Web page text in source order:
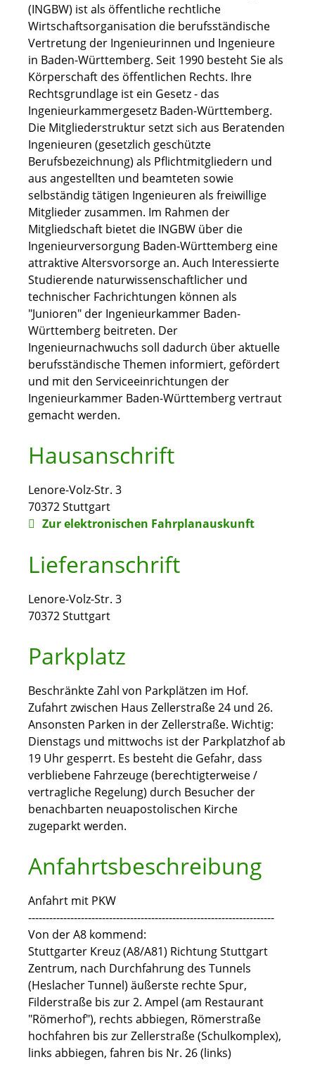
(INGBW) ist als öffentliche rechtliche
Wirtschaftsorganisation die berufsständische
Vertretung der Ingenieurinnen und Ingenieure
in Baden-Württemberg. Seit 1990 besteht Sie als
Körperschaft des öffentlichen Rechts. Ihre
Rechtsgrundlage ist ein Gesetz - das
Ingenieurkammergesetz Baden-Württemberg.
Die Mitgliederstruktur setzt sich aus Beratenden
Ingenieuren (gesetzlich geschützte
Berufsbezeichnung) als Pflichtmitgliedern und
aus angestellten und beamteten sowie
selbständig tätigen Ingenieuren als freiwillige
Mitglieder zusammen. Im Rahmen der
Mitgliedschaft bietet die INGBW über die
Ingenieurversorgung Baden-Württemberg eine
attraktive Altersvorsorge an. Auch Interessierte
Studierende naturwissenschaftlicher und
technischer Fachrichtungen können als
"Junioren" der Ingenieurkammer Baden-
Württemberg beitreten. Der
Ingenieurnachwuchs soll dadurch über aktuelle
berufsständische Themen informiert, gefördert
und mit den Serviceeinrichtungen der
Ingenieurkammer Baden-Württemberg vertraut
gemacht werden.
Hausanschrift
Lenore-Volz-Str. 3
70372Stuttgart
Zur elektronischen Fahrplanauskunft
Lieferanschrift
Lenore-Volz-Str. 3
70372Stuttgart
Parkplatz
Beschränkte Zahl von Parkplätzen im Hof.
Zufahrt zwischen Haus Zellerstraße 24 und 26.
Ansonsten Parken in der Zellerstraße. Wichtig:
Dienstags und mittwochs ist der Parkplatzhof ab
19 Uhr gesperrt. Es besteht die Gefahr, dass
verbliebene Fahrzeuge (berechtigterweise /
vertragliche Regelung) durch Besucher der
benachbarten neuapostolischen Kirche
zugeparkt werden.
Anfahrtsbeschreibung
Anfahrt mit PKW
----------------------------------------------------------------------
Von der A8 kommend:
Stuttgarter Kreuz (A8/A81) Richtung Stuttgart
Zentrum, nach Durchfahrung des Tunnels
(Heslacher Tunnel) äußerste rechte Spur,
Filderstraße bis zur 2. Ampel (am Restaurant
"Römerhof"), rechts abbiegen, Römerstraße
hochfahren bis zur Zellerstraße (Schulkomplex),
links abbiegen, fahren bis Nr. 26 (links)